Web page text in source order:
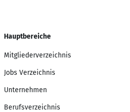
Hauptbereiche
Mitgliederverzeichnis
Jobs Verzeichnis
Unternehmen
Berufsverzeichnis